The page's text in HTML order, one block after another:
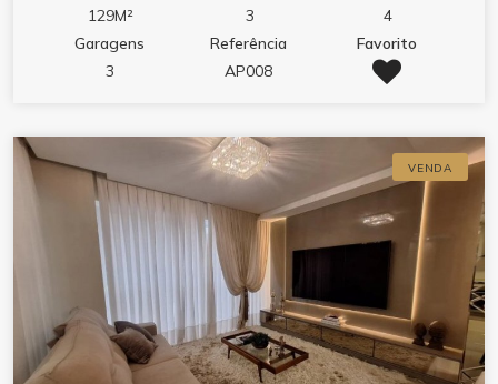
+24X ANALISE FINANCIAMENTO
129M²
3
4
Garagens
3
Referência
AP008
Favorito
VENDA